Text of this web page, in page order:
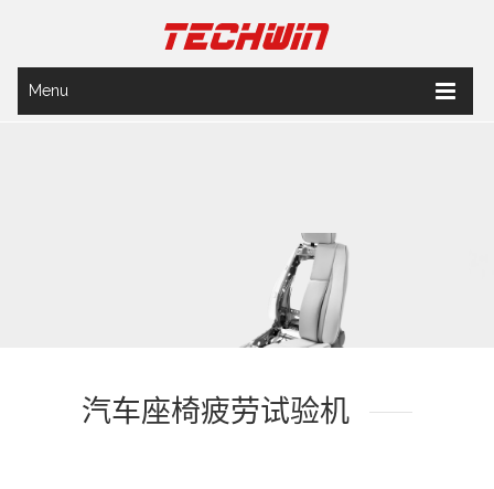
Menu
汽车座椅疲劳试验机